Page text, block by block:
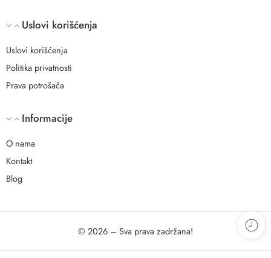
Uslovi korišćenja
Uslovi korišćenja
Politika privatnosti
Prava potrošača
Informacije
O nama
Kontakt
Blog
© 2026 – Sva prava zadržana!